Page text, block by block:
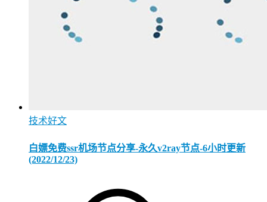
技术好文
白嫖免费ssr机场节点分享-永久v2ray节点-6小时更新
(2022/12/23)